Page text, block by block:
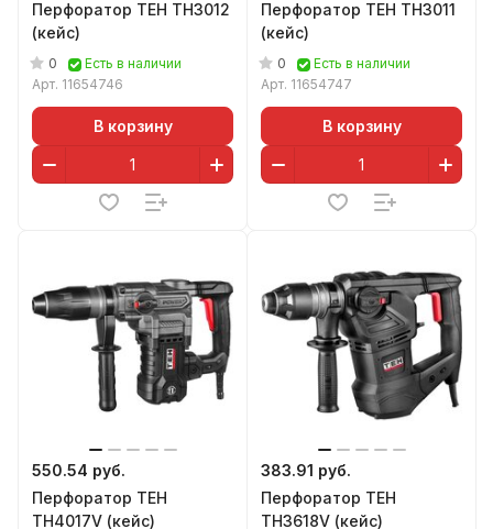
Перфоратор TEH TH3012
(кейс)
0
Есть в наличии
Арт. 11654746
В корзину
Перфоратор TEH TH3011
(кейс)
0
Есть в наличии
Арт. 11654747
В корзину
550.54 руб.
Перфоратор TEH
TH4017V (кейс)
383.91 руб.
Перфоратор TEH
TH3618V (кейс)